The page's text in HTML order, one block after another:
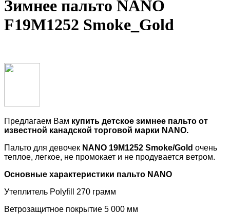
Зимнее пальто NANO
F19M1252 Smoke_Gold
Предлагаем Вам купить детское зимнее пальто от
известной канадской торговой марки NANO.
Пальто для девочек NANO 19M1252 Smoke/Gold очень
теплое, легкое, не промокает и не продувается ветром.
Основные характеристики пальто NANO
Утеплитель Polyfill
270 грамм
Ветрозащитное покрытие 5 000 мм